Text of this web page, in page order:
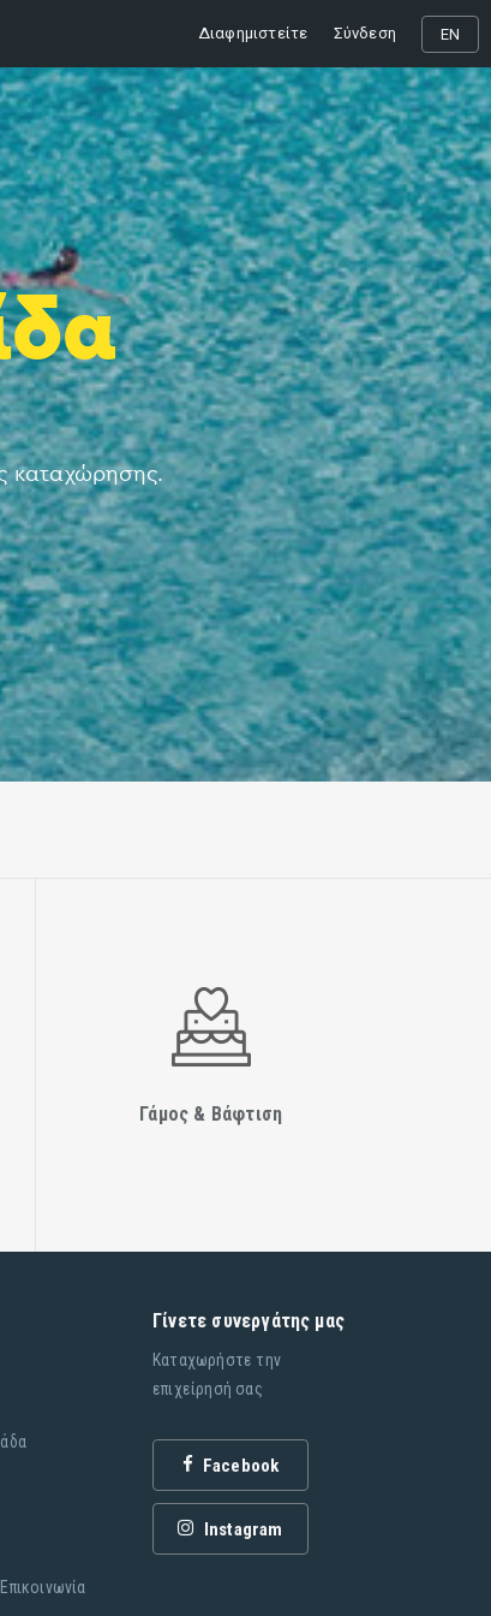
Διαφημιστείτε Σύνδεση EN
καταχώρησης.
Γάμος & Βάφτιση
Γίνετε συνεργάτης μας
Καταχωρήστε την
επιχείρησή σας
Facebook
Instagram